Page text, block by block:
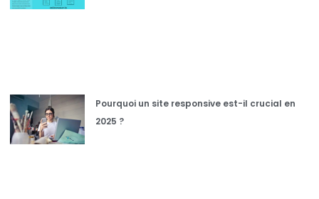
Pourquoi un site responsive est-il crucial en
2025 ?